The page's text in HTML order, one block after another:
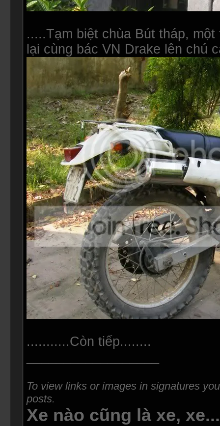
.....Tạm biệt chùa Bút tháp,
lại cùng bác VN Drake lên chú
...........Còn tiếp........
To view links or images in signatures
posts.
Xe nào cũng là xe,